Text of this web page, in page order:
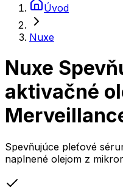
Úvod
Nuxe
Nuxe
aktivačné
Spevňujúce pleťové
naplnené olejom z